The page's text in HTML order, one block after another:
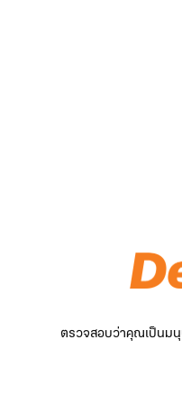
ตรวจสอบว่าคุณเป็นมนุ